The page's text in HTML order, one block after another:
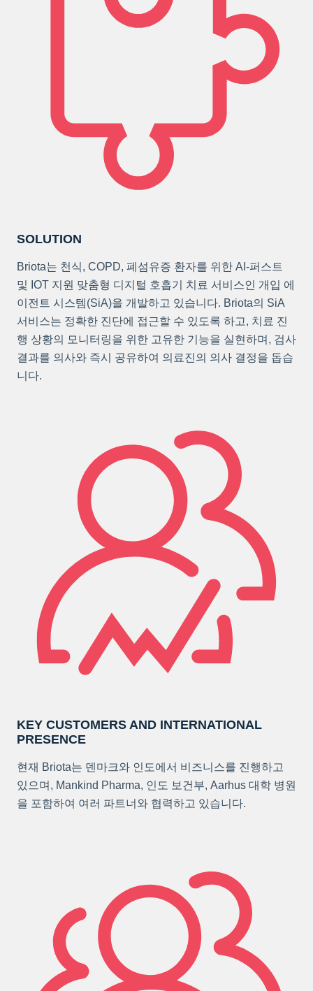
SOLUTION
Briota는 천식, COPD, 폐섬유증 환자를 위한 AI-퍼스트
및 IOT 지원 맞춤형 디지털 호흡기 치료 서비스인 개입 에
이전트 시스템(SiA)을 개발하고 있습니다. Briota의 SiA
서비스는 정확한 진단에 접근할 수 있도록 하고, 치료 진
행 상황의 모니터링을 위한 고유한 기능을 실현하며, 검사
결과를 의사와 즉시 공유하여 의료진의 의사 결정을 돕습
니다.
KEY CUSTOMERS AND INTERNATIONAL
PRESENCE
현재 Briota는 덴마크와 인도에서 비즈니스를 진행하고
있으며, Mankind Pharma, 인도 보건부, Aarhus 대학 병원
을 포함하여 여러 파트너와 협력하고 있습니다.